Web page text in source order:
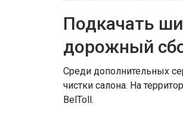
Подкачать
дорожный
Среди дополнительных
чистки салона. На
BelToll.